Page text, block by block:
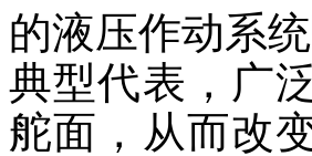
的液压作动系统
典型代表，广
舵面，从而改